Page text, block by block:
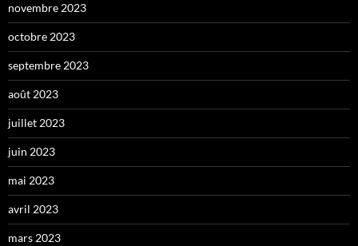
novembre 2023
octobre 2023
septembre 2023
août 2023
juillet 2023
juin 2023
mai 2023
avril 2023
mars 2023